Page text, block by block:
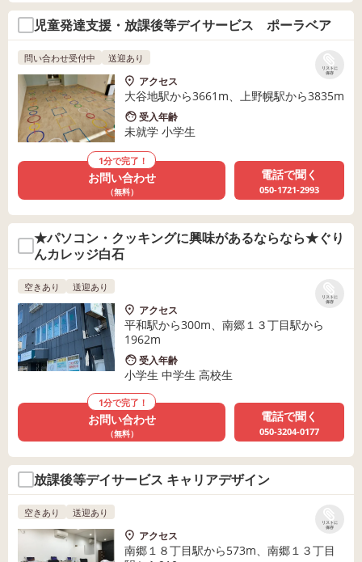
児童発達支援・放課後等デイサービス ポーラベア
リストに
保存
問い合わせ受付中 送迎あり
アクセス
大谷地駅から3661m、上野幌駅から3835m
受入年齢
未就学 小学生
1分で完了！
お問い合わせ
（無料）
電話で聞く
050-1721-2993
★パソコン・クッキングに興味があるならなら★ぐり
んカレッジ白石
リストに
保存
空きあり 送迎あり
アクセス
平和駅から300m、南郷１３丁目駅から
1962m
受入年齢
小学生 中学生 高校生
1分で完了！
お問い合わせ
（無料）
電話で聞く
050-3204-0177
放課後等デイサービス キャリアデザイン
リストに
保存
空きあり 送迎あり
アクセス
南郷１８丁目駅から573m、南郷１３丁目